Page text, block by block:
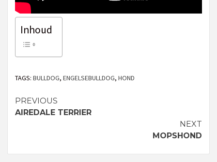
Inhoud
TAGS: BULLDOG, ENGELSEBULLDOG, HOND
Continue
PREVIOUS
AIREDALE TERRIER
NEXT
MOPSHOND